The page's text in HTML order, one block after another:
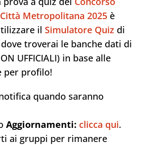
Metropolitana 2025 è
il Simulatore Quiz di
troverai le banche dati di
UFFICIALI) in base alle
per profilo!
quando saranno
Aggiornamenti: clicca qui.
ai gruppi per rimanere